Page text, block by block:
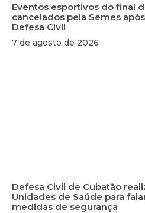
Eventos esportivos do final
cancelados pela Semes
Defesa Civil
7 de agosto de 2026
Defesa Civil de Cubatão
Unidades de Saúde para
medidas de segurança